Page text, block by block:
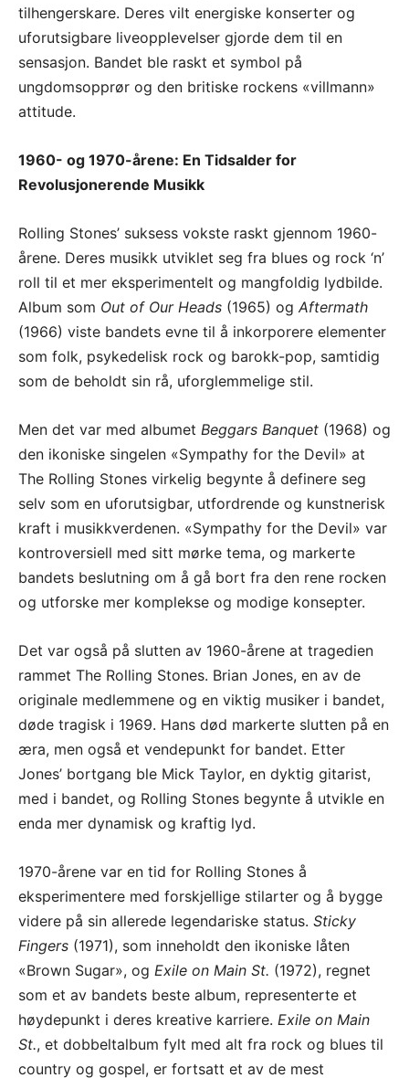
tilhengerskare. Deres vilt energiske konserter og
uforutsigbare liveopplevelser gjorde dem til en
sensasjon. Bandet ble raskt et symbol på
ungdomsopprør og den britiske rockens «villmann»
attitude.
1960- og 1970-årene: En Tidsalder for
Revolusjonerende Musikk
Rolling Stones’ suksess vokste raskt gjennom 1960-
årene. Deres musikk utviklet seg fra blues og rock ‘n’
roll til et mer eksperimentelt og mangfoldig lydbilde.
Album som Out of Our Heads (1965) og Aftermath
(1966) viste bandets evne til å inkorporere elementer
som folk, psykedelisk rock og barokk-pop, samtidig
som de beholdt sin rå, uforglemmelige stil.
Men det var med albumet Beggars Banquet (1968) og
den ikoniske singelen «Sympathy for the Devil» at
The Rolling Stones virkelig begynte å definere seg
selv som en uforutsigbar, utfordrende og kunstnerisk
kraft i musikkverdenen. «Sympathy for the Devil» var
kontroversiell med sitt mørke tema, og markerte
bandets beslutning om å gå bort fra den rene rocken
og utforske mer komplekse og modige konsepter.
Det var også på slutten av 1960-årene at tragedien
rammet The Rolling Stones. Brian Jones, en av de
originale medlemmene og en viktig musiker i bandet,
døde tragisk i 1969. Hans død markerte slutten på en
æra, men også et vendepunkt for bandet. Etter
Jones’ bortgang ble Mick Taylor, en dyktig gitarist,
med i bandet, og Rolling Stones begynte å utvikle en
enda mer dynamisk og kraftig lyd.
1970-årene var en tid for Rolling Stones å
eksperimentere med forskjellige stilarter og å bygge
videre på sin allerede legendariske status. Sticky
Fingers (1971), som inneholdt den ikoniske låten
«Brown Sugar», og Exile on Main St. (1972), regnet
som et av bandets beste album, representerte et
høydepunkt i deres kreative karriere. Exile on Main
St., et dobbeltalbum fylt med alt fra rock og blues til
country og gospel, er fortsatt et av de mest